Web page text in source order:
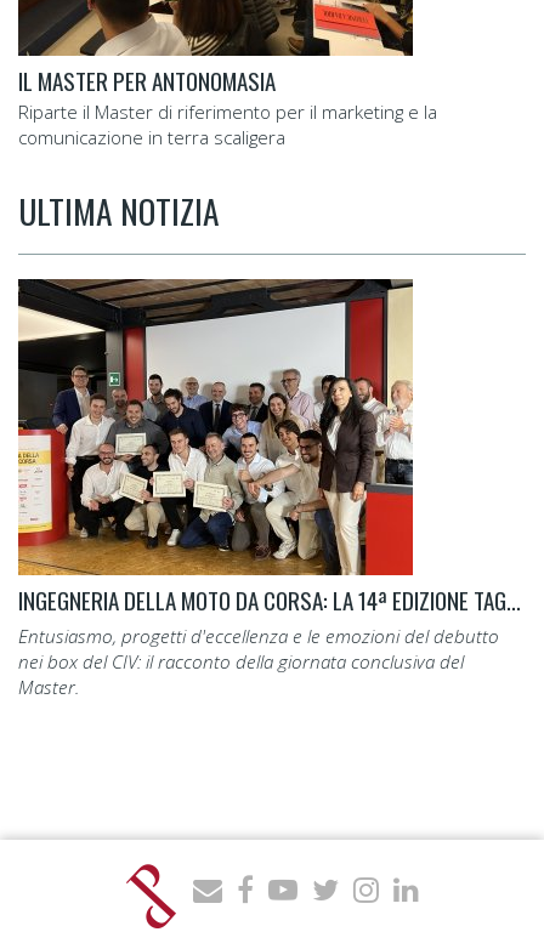
IL MASTER PER ANTONOMASIA
Riparte il Master di riferimento per il marketing e la
comunicazione in terra scaligera
ULTIMA NOTIZIA
INGEGNERIA DELLA MOTO DA CORSA: LA 14ª EDIZIONE TAGLIA IL TRAGUARDO.
Entusiasmo, progetti d'eccellenza e le emozioni del debutto
nei box del CIV: il racconto della giornata conclusiva del
Master.